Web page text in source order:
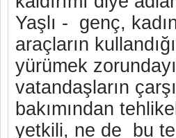
Yaşlı - genç,
araçların
yürümek
vatandaşların
bakımından
yetkili, ne de bu